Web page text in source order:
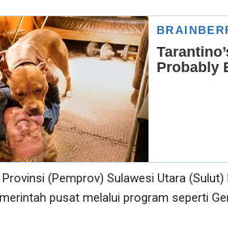
(Pemprov) Sulawesi Utara
pusat melalui program seperti